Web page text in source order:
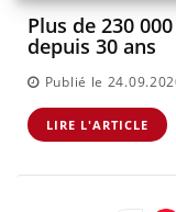
Plus de 230
depuis 30 ans
Publié le
LIRE L'ARTICLE